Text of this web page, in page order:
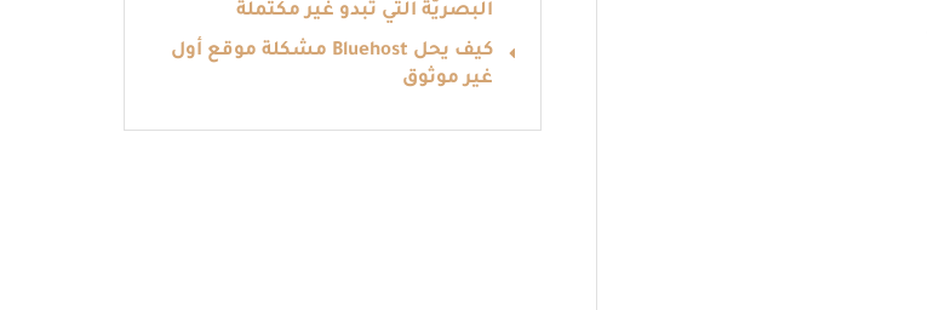
البصريّة التي تبدو غير مكتملة
كيف يحل Bluehost مشكلة موقع أول
غير موثوق